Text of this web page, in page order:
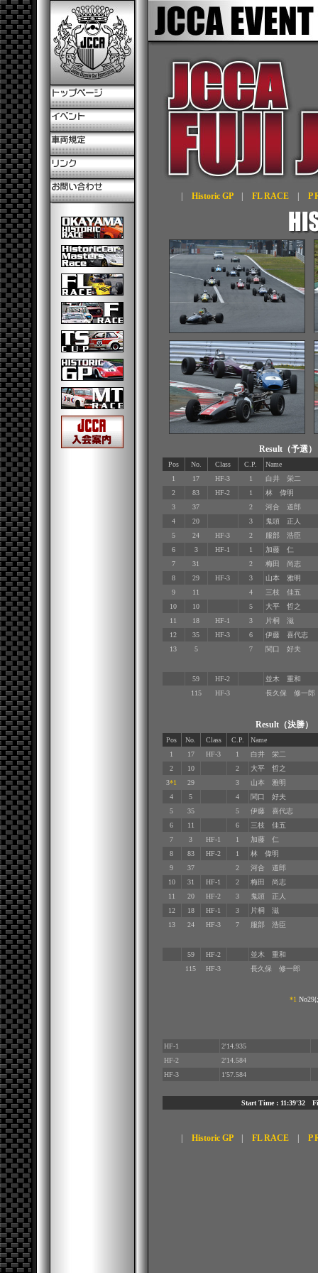
Historic GP| FL RACE P
Result（予選
Pos No. Class C.P.
Name
1
17 HF-3 1
白井 栄二
2
83 HF-2 1
林 偉明
3
37 2
河合 道郎
4
20 3
鬼頭 正人
5
24 HF-3 2
服部 浩臣
6
3 HF-1 1
加藤 仁
7
31 2
梅田 尚志
8
29 HF-3 3
山本 雅明
9
11 4
三枝 佳五
10
10 5
大平 哲之
11
18 HF-1 3
片桐 滋
12
35 HF-3 6
伊藤 喜代志
13
5 7 関口 好夫
59 HF-2
並木 重和
115
HF-3 長久保 修一郎
Result（決勝
Pos No. Class C.P.
Name
1
17 HF-3 1
白井 栄二
2
10 2
大平 哲之
3*1 29 3
山本 雅明
4
5 4
関口 好夫
5
35 5
伊藤 喜代志
6
11 6
三枝 佳五
7
3 HF-1 1
加藤 仁
8
83 HF-2 1
林 偉明
9
37 2
河合 道郎
10
31 HF-1 2
梅田 尚志
11
20 HF-2 3
鬼頭 正人
12
18 HF-1 3
片桐 滋
13
24 HF-3 7 服部 浩臣
59 HF-2
並木 重和
115
HF-3 長久保 修一郎
*1 No29
HF-1
2'14.935
HF-2
2'14.584
HF-3
1'57.584
Start Time :
Historic GP| FL RACE P